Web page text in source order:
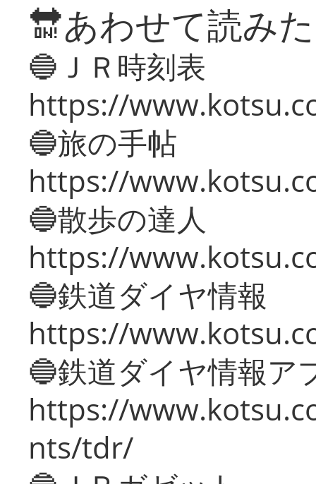
🔛あわせて読み
🔵ＪＲ時刻表
https://
🔵旅の手帖
https://
🔵散歩の達人
https://
🔵鉄道ダイヤ情報
https://
🔵鉄道ダイヤ情報ア
https://
nts/tdr/